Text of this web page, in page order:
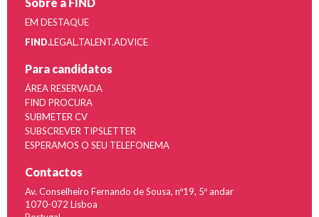
EM DESTAQUE
FIND.LEGAL.TALENT.ADVICE
Para candidatos
ÁREA RESERVADA
FIND PROCURA
SUBMETER CV
SUBSCREVER TIPSLETTER
ESPERAMOS O SEU TELEFONEMA
Contactos
Av. Conselheiro Fernando de Sousa, nº19, 5º andar
1070-072 Lisboa